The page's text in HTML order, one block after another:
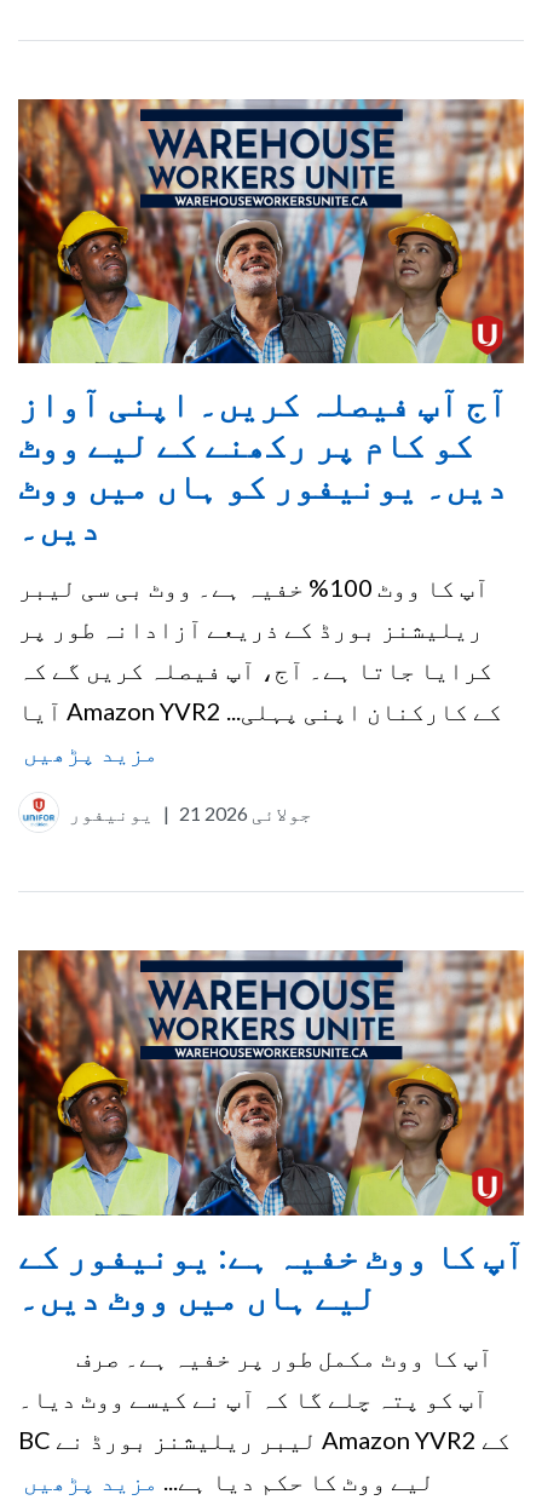
آج آپ فیصلہ کریں۔ اپنی آواز
کو کام پر رکھنے کے لیے ووٹ
دیں۔ یونیفور کو ہاں میں ووٹ
دیں۔
آپ کا ووٹ 100% خفیہ ہے۔ ووٹ بی سی لیبر
ریلیشنز بورڈ کے ذریعے آزادانہ طور پر
کرایا جاتا ہے۔ آج، آپ فیصلہ کریں گے کہ
آیا Amazon YVR2 کے کارکنان اپنی پہلی...
مزید پڑھیں
یونیفور | 21 جولائی 2026
آپ کا ووٹ خفیہ ہے: یونیفور کے
لیے ہاں میں ووٹ دیں۔
آپ کو پتہ چلے گا کہ آپ نے کیسے ووٹ دیا۔
BC لیبر ریلیشنز بورڈ نے Amazon YVR2 کے
لیے ووٹ کا حکم دیا ہے... مزید پڑھیں